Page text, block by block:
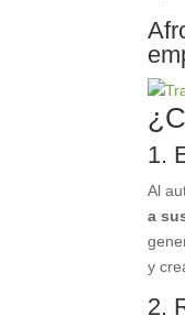
1.
Al
a
y
2.